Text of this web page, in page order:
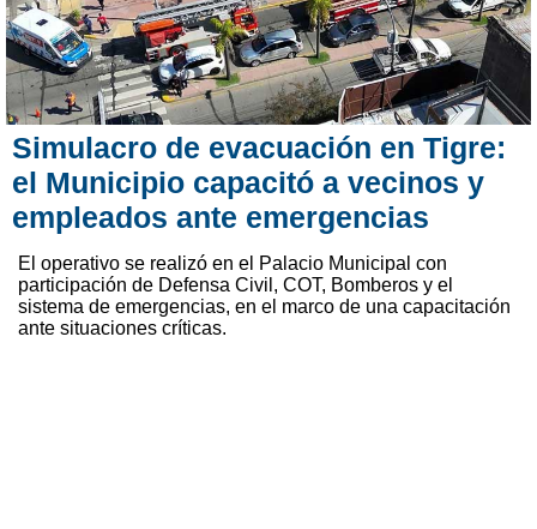
Simulacro de evacuación en Tigre:
el Municipio capacitó a vecinos y
empleados ante emergencias
El operativo se realizó en el Palacio Municipal con
participación de Defensa Civil, COT, Bomberos y el
sistema de emergencias, en el marco de una capacitación
ante situaciones críticas.